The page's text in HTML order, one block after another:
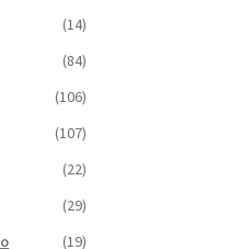
(14)
(84)
(106)
(107)
(22)
(29)
(19)